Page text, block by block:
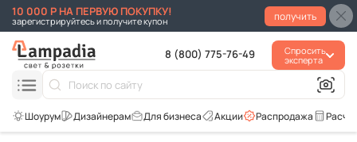
10 000 Р НА ПЕРВУЮ ПОКУПКУ!
зарегистрируйтесь и получите купон получить
8 (800) 775-76-49
Спросить
эксперта
Распродажа
Акции
Для бизнеса